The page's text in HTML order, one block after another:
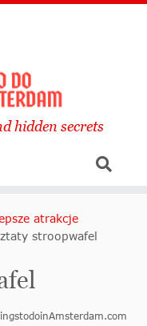
hidden secrets
atrakcje
stroopwafel